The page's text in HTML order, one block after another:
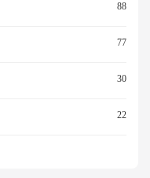
88
77
30
22